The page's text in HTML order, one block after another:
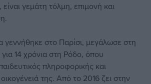
γεμάτη τόλμη, επιμονή και
γεννήθηκε στο Παρίσι, μεγάλωσε στη
14 χρόνια στη Ρόδο, όπου
πληροφορικής και
της. Από το 2016 ζει στην